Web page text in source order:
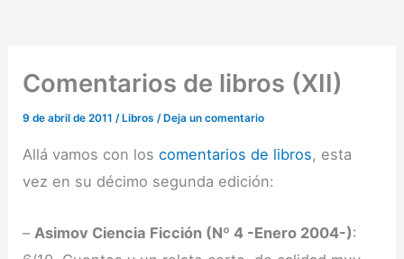
Comentarios de libros (XII)
9 de abril de 2011/ Libros / Deja un comentario
Allá vamos con loscomentarios de libros, esta
vez en su décimo segunda edición:
– Asimov Ciencia Ficción (Nº 4 -Enero 2004-):